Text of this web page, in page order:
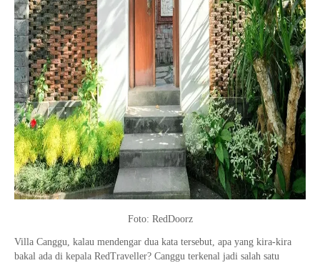
Foto: RedDoorz
Villa Canggu, kalau mendengar dua kata tersebut, apa yang kira-kira
bakal ada di kepala RedTraveller? Canggu terkenal jadi salah satu